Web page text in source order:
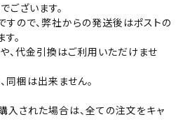
ざいます。
すので、弊社からの発送後はポストの
。
、代金引換はご利用いただけませ
梱は出来ません。
入された場合は、全ての注文をキャ